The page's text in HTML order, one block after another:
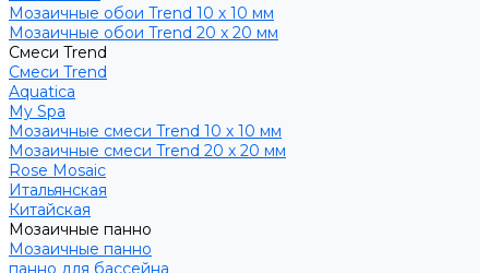
Мозаичные обои Trend 10 х 10 мм
Мозаичные обои Trend 20 х 20 мм
Смеси Trend
Смеси Trend
Aquatica
My Spa
Мозаичные смеси Trend 10 х 10 мм
Мозаичные смеси Trend 20 х 20 мм
Rose Mosaic
Итальянская
Китайская
Мозаичные панно
Мозаичные панно
панно для бассейна